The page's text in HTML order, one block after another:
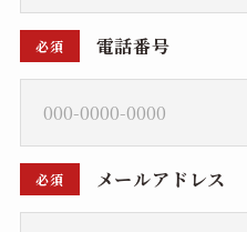
必須 電話番号
必須 メールアドレス